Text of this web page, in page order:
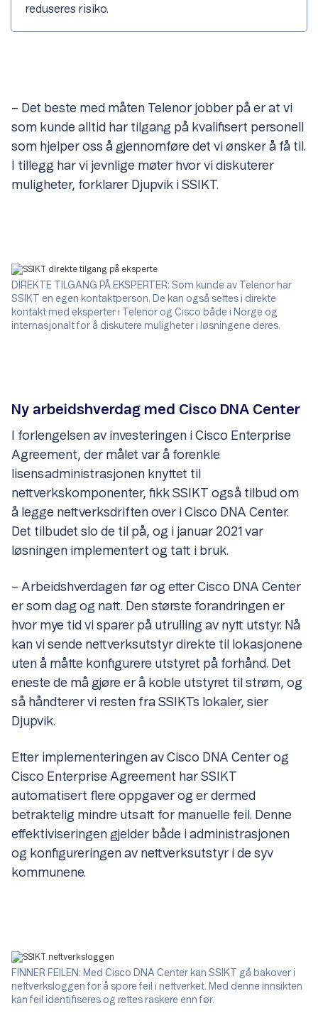
reduseres risiko.
– Det beste med måten Telenor jobber på er at vi
som kunde alltid har tilgang på kvalifisert personell
som hjelper oss å gjennomføre det vi ønsker å få til.
I tillegg har vi jevnlige møter hvor vi diskuterer
muligheter, forklarer Djupvik i SSIKT.
DIREKTE TILGANG PÅ EKSPERTER: Som kunde av Telenor har
SSIKT en egen kontaktperson. De kan også settes i direkte
kontakt med eksperter i Telenor og Cisco både i Norge og
internasjonalt for å diskutere muligheter i løsningene deres.
Ny arbeidshverdag med Cisco DNA Center
I forlengelsen av investeringen i Cisco Enterprise
Agreement, der målet var å forenkle
lisensadministrasjonen knyttet til
nettverkskomponenter, fikk SSIKT også tilbud om
å legge nettverksdriften over i Cisco DNA Center.
Det tilbudet slo de til på, og i januar 2021 var
løsningen implementert og tatt i bruk.
– Arbeidshverdagen før og etter Cisco DNA Center
er som dag og natt. Den største forandringen er
hvor mye tid vi sparer på utrulling av nytt utstyr. Nå
kan vi sende nettverksutstyr direkte til lokasjonene
uten å måtte konfigurere utstyret på forhånd. Det
eneste de må gjøre er å koble utstyret til strøm, og
så håndterer vi resten fra SSIKTs lokaler, sier
Djupvik.
Etter implementeringen av Cisco DNA Center og
Cisco Enterprise Agreement har SSIKT
automatisert flere oppgaver og er dermed
betraktelig mindre utsatt for manuelle feil. Denne
effektiviseringen gjelder både i administrasjonen
og konfigureringen av nettverksutstyr i de syv
kommunene.
FINNER FEILEN: Med Cisco DNA Center kan SSIKT gå bakover i
nettverksloggen for å spore feil i nettverket. Med denne innsikten
kan feil identifiseres og rettes raskere enn før.